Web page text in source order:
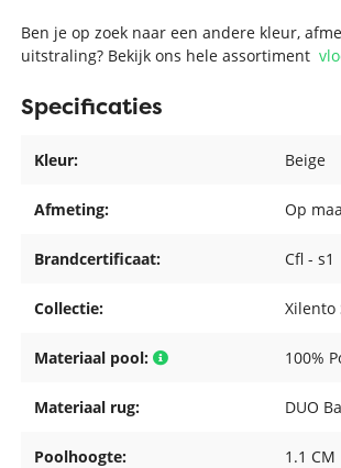
Ben je op zoek naar een andere kleur,
uitstraling? Bekijk ons hele assortiment
Specificaties
Kleur: Beige
Afmeting: Op
Brandcertificaat: Cfl - s1
Collectie: Xilento
Materiaal pool: 100%
Materiaal rug: DUO
Poolhoogte: 1.1 CM